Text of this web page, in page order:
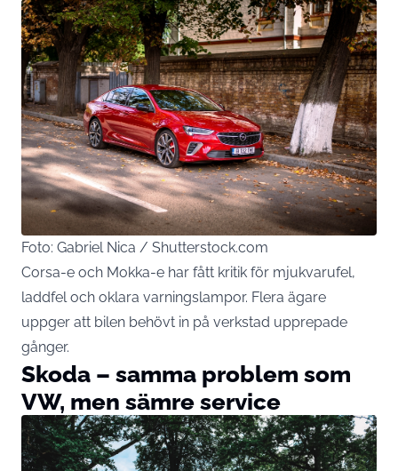
Foto: Gabriel Nica / Shutterstock.com
Corsa-e och Mokka-e har fått kritik för mjukvarufel,
laddfel och oklara varningslampor. Flera ägare
uppger att bilen behövt in på verkstad upprepade
gånger.
Skoda – samma problem som
VW, men sämre service